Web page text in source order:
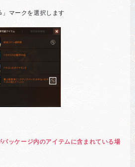
マークを選択します
パッケージ内のアイテムに含まれている場